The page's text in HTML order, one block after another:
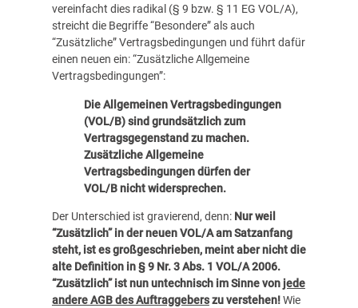
vereinfacht dies radikal (§ 9 bzw. § 11 EG VOL/A),
streicht die Begriffe “Besondere” als auch
“Zusätzliche” Vertragsbedingungen und führt dafür
einen neuen ein: “Zusätzliche Allgemeine
Vertragsbedingungen”:
Die Allgemeinen Vertragsbedingungen
(VOL/B) sind grundsätzlich zum
Vertragsgegenstand zu machen.
Zusätzliche Allgemeine
Vertragsbedingungen dürfen der
VOL/B nicht widersprechen.
Der Unterschied ist gravierend, denn: Nur weil
“Zusätzlich” in der neuen VOL/A am Satzanfang
steht, ist es großgeschrieben, meint aber nicht die
alte Definition in § 9 Nr. 3 Abs. 1 VOL/A 2006.
“Zusätzlich” ist nun untechnisch im Sinne von jede
andere AGB des Auftraggeberszu verstehen!Wie